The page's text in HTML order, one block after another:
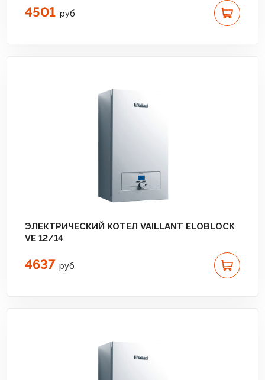
4501 руб
ЭЛЕКТРИЧЕСКИЙ КОТЕЛ VAILLANT ELOBLOCK
VE 12/14
4637 руб